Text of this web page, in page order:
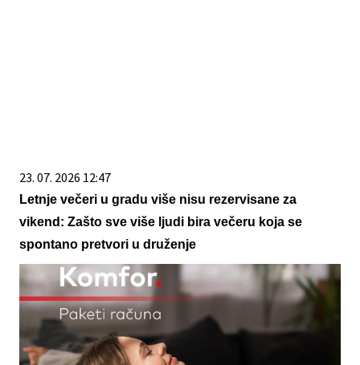
23. 07. 2026 12:47
Letnje večeri u gradu više nisu rezervisane za
vikend: Zašto sve više ljudi bira večeru koja se
spontano pretvori u druženje